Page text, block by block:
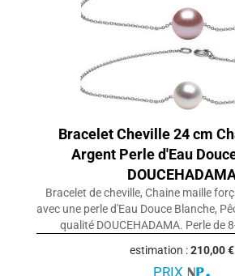
Bracelet Cheville 24 cm
Argent Perle d'Eau
Bracelet de cheville, Chaine maille
avec une perle d'Eau Douce Blanche,
qualité DOUCEHADAMA. Perle de
estimation :210,00 €
PRIX